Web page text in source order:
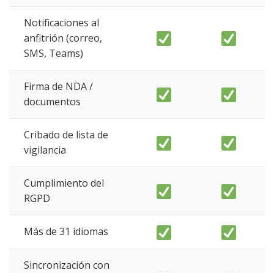
Notificaciones al
anfitrión (correo,
SMS, Teams)
Firma de NDA /
documentos
Cribado de lista de
vigilancia
Cumplimiento del
RGPD
Más de 31 idiomas
Sincronización con